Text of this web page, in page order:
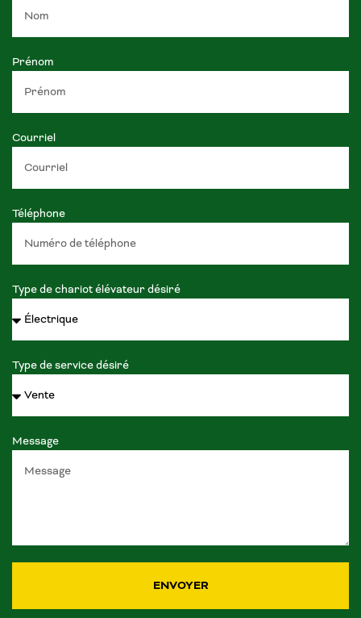
Prénom
Courriel
Téléphone
Type de chariot élévateur désiré
Type de service désiré
Message
ENVOYER